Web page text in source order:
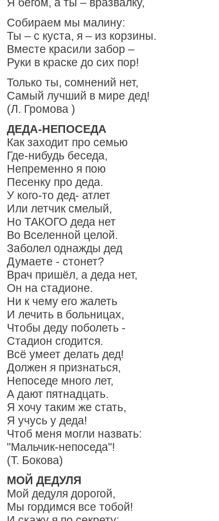
Собираем мы малину:
Ты – с куста, я – из корзины.
Вместе красили забор –
Руки в краске до сих пор!
Только ты, сомнений нет,
Самый лучший в мире дед!
(Л. Громова )
ДЕДА-НЕПОСЕДА
Как заходит про семью
Где-нибудь беседа,
Непременно я пою
Песенку про деда.
У кого-то дед- атлет
Или летчик смелый,
Но ТАКОГО деда нет
Во Вселенной целой.
Заболел однажды дед
Думаете - стонет?
Врач пришёл, а деда нет,
Он на стадионе.
Ни к чему его жалеть
И лечить в больницах,
Чтобы деду поболеть -
Стадион сгодится.
Всё умеет делать дед!
Должен я признаться,
Непоседе много лет,
А дают пятнадцать.
Я хочу таким же стать,
Я учусь у деда!
Чтоб меня могли назвать:
"Мальчик-непоседа"!
(Т. Бокова)
МОЙ ДЕДУЛЯ
Мой дедуля дорогой,
Мы гордимся все тобой!